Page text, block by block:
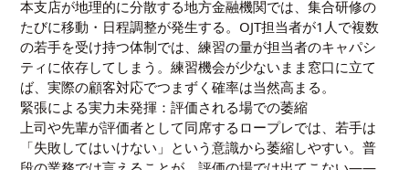
本支店が地理的に分散する地方金融機関では、集合研修の
たびに移動・日程調整が発生する。OJT担当者が1人で複数
の若手を受け持つ体制では、練習の量が担当者のキャパシ
ティに依存してしまう。練習機会が少ないまま窓口に立て
ば、実際の顧客対応でつまずく確率は当然高まる。
緊張による実力未発揮：評価される場での萎縮
上司や先輩が評価者として同席するロープレでは、若手は
「失敗してはいけない」という意識から萎縮しやすい。普